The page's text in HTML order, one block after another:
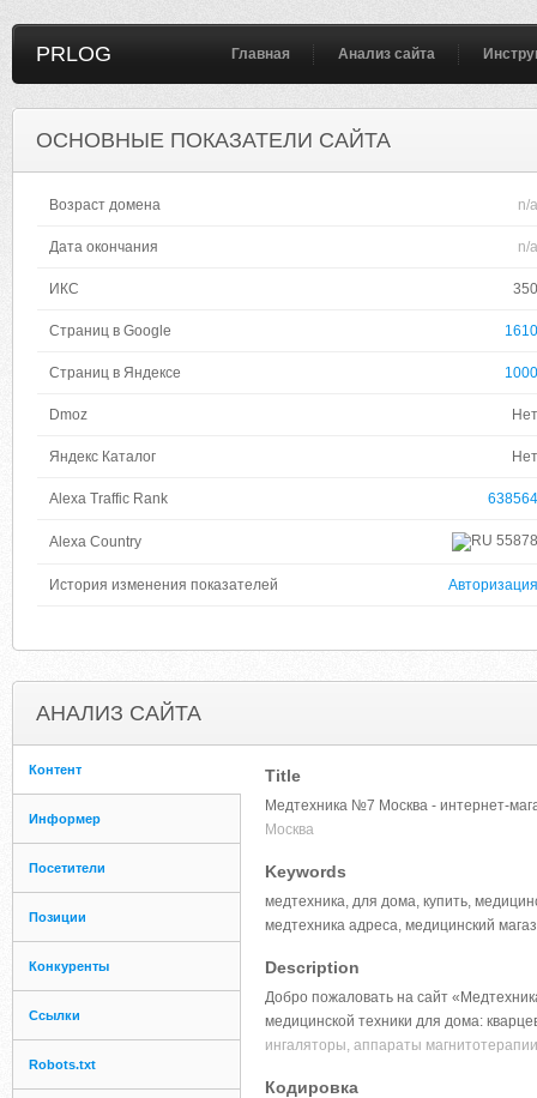
PRLOG Главная Анализ сайта
ОСНОВНЫЕ ПОКАЗАТЕЛИ САЙТА
Возраст домена n/a
Дата окончания n/a
ИКС 350
Страниц в Google 1610
Страниц в Яндексе 1000
Dmoz Нет
Яндекс Каталог Нет
Alexa Traffic Rank 638564
Alexa Country 55878
История изменения показателей Авторизация
АНАЛИЗ САЙТА
Контент
Информер
Посетители
Позиции
Конкуренты
Ссылки
Robots.txt
Title
Медтехника №7 Москва - интернет-
Москва
Keywords
медтехника, для дома, купить,
медтехника адреса, медицинский
Description
Добро пожаловать на сайт
медицинской техники для дома:
ингаляторы, аппараты
Кодировка